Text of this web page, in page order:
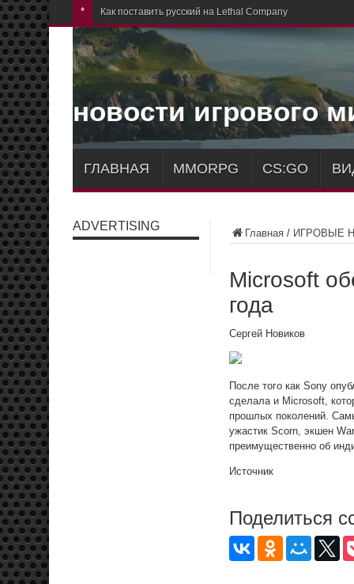
* Как поставить русский на Lethal Company
новости игрового
ГЛАВНАЯ MMORPG CS:GO
Главная / ИГРОВЫЕ
Microsoft
года
Сергей Новиков
После того как Sony
сделала и Microsoft,
прошлых поколений.
ужастик Scorn, экшен
преимущественно об
Источник
Поделиться
ADVERTISING